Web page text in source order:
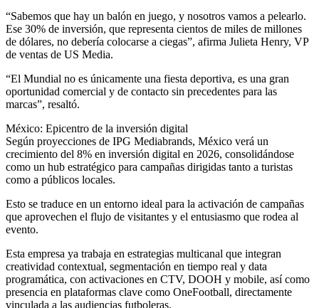
“Sabemos que hay un balón en juego, y nosotros vamos a pelearlo.
Ese 30% de inversión, que representa cientos de miles de millones
de dólares, no debería colocarse a ciegas”, afirma Julieta Henry, VP
de ventas de US Media.
“El Mundial no es únicamente una fiesta deportiva, es una gran
oportunidad comercial y de contacto sin precedentes para las
marcas”, resaltó.
México: Epicentro de la inversión digital
Según proyecciones de IPG Mediabrands, México verá un
crecimiento del 8% en inversión digital en 2026, consolidándose
como un hub estratégico para campañas dirigidas tanto a turistas
como a públicos locales.
Esto se traduce en un entorno ideal para la activación de campañas
que aprovechen el flujo de visitantes y el entusiasmo que rodea al
evento.
Esta empresa ya trabaja en estrategias multicanal que integran
creatividad contextual, segmentación en tiempo real y data
programática, con activaciones en CTV, DOOH y mobile, así como
presencia en plataformas clave como OneFootball, directamente
vinculada a las audiencias futboleras.